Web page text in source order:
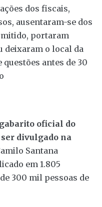
dos fiscais,
ausentaram-se dos
portaram
deixaram o local da
antes de 30
oficial do
divulgado na
Santana
em 1.805
300 mil pessoas de